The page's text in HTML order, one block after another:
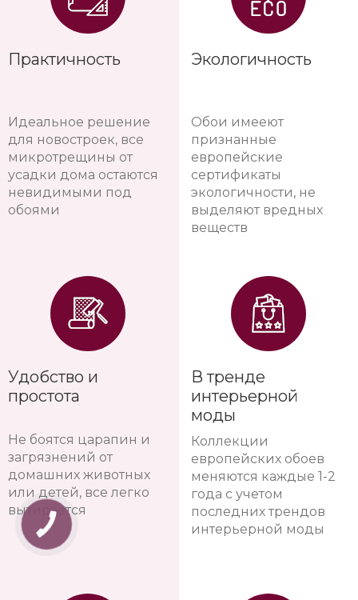
Практичность
Идеальное решение
для новостроек, все
микротрещины от
усадки дома остаются
невидимыми под
обоями
Удобство и
простота
Не боятся царапин и
загрязнений от
домашних животных
или детей, все легко
вытирается
Экологичность
Обои имееют
признанные
европейские
сертификаты
экологичности, не
выделяют вредных
веществ
В тренде
интерьерной
моды
Коллекции
европейских обоев
меняются каждые 1-2
года с учетом
последних трендов
интерьерной моды